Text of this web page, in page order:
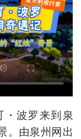
波罗来到泉
。由泉州网出